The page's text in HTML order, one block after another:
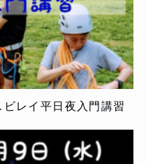
ビレイ平日夜入門講習